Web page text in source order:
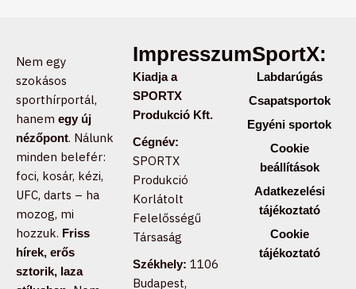
Nem egy
szokásos
sporthírportál,
hanem egy új
nézőpont. Nálunk
minden belefér:
foci, kosár, kézi,
UFC, darts – ha
mozog, mi
hozzuk. Friss
hírek, erős
sztorik, laza
Impresszum:
Kiadja a
SPORTX
Produkció Kft.
Cégnév:
SPORTX
Produkció
Korlátolt
Felelősségű
Társaság
Székhely: 1106
Budapest,
SportX:
Labdarúgás
Csapatsportok
Egyéni sportok
Cookie
beállítások
Adatkezelési
tájékoztató
Cookie
tájékoztató